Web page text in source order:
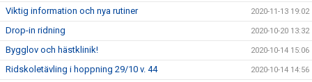
Viktig information och nya rutiner 2020-11-13 19:02
Drop-in ridning 2020-10-20 13:32
Bygglov och hästklinik! 2020-10-14 15:06
Ridskoletävling i hoppning 29/10 v. 44 2020-10-14 14:56